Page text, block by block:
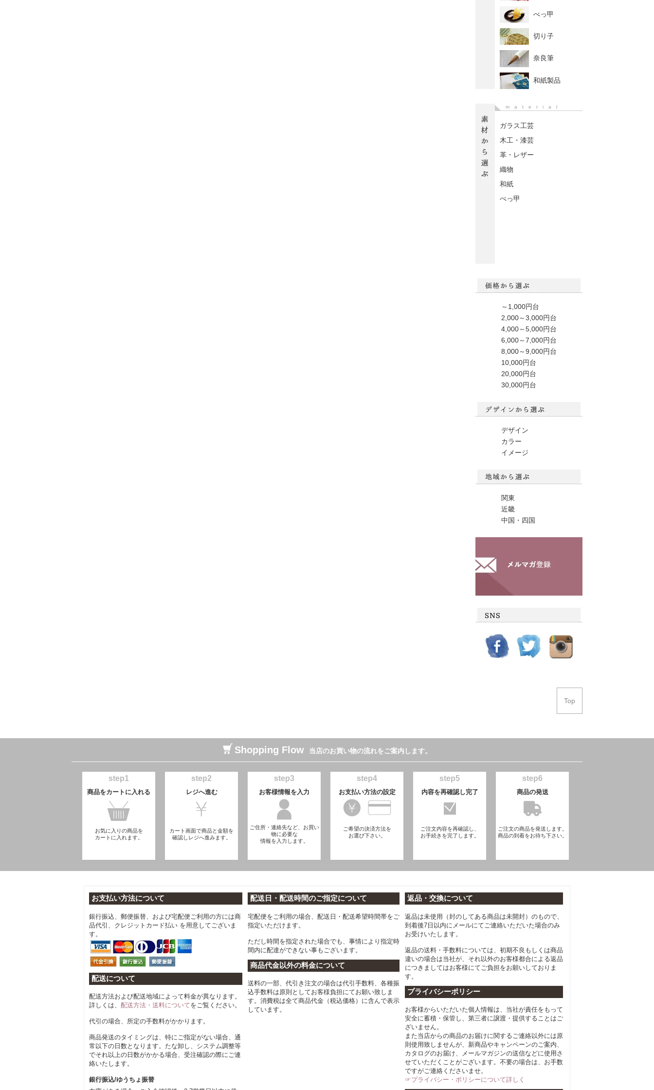
べっ甲
切り子
奈良筆
和紙製品
material
ガラス工芸
木工・漆芸
革・レザー
織物
和紙
べっ甲
～1,000円台
2,000～3,000円台
4,000～5,000円台
6,000～7,000円台
8,000～9,000円台
10,000円台
20,000円台
30,000円台
デザイン
カラー
イメージ
関東
近畿
中国・四国
Top
Shopping Flow 当店のお買い物の流れをご案内します。
step1
商品をカートに入れる
お気に入りの商品を
カートに入れます。
step2
レジへ進む
カート画面で商品と金額を
確認しレジへ進みます。
step3
お客様情報を入力
ご住所・連絡先など、お買い
物に必要な
情報を入力します。
step4
お支払い方法の設定
ご希望の決済方法を
お選び下さい。
step5
内容を再確認し完了
ご注文内容を再確認し、
お手続きを完了します。
step6
商品の発送
ご注文の商品を発送します。
商品の到着をお待ち下さい。
お支払い方法について
銀行振込、郵便振替、および宅配便ご利用の方には商
品代引、クレジットカード払い を用意してございま
す。
配送について
配送方法および配送地域によって料金が異なります。
詳しくは、 配送方法・送料についてをご覧ください。
代引の場合、所定の手数料がかかります。
商品発送のタイミングは、特にご指定がない場合、通
常以下の日数となります。たな卸し、システム調整等
でそれ以上の日数がかかる場合、受注確認の際にご連
絡いたします。
銀行振込/ゆうちょ振替
配送日・配送時間のご指定について
宅配便をご利用の場合、配送日・配送希望時間帯をご
指定いただけます。
ただし時間を指定された場合でも、事情により指定時
間内に配達ができない事もございます。
商品代金以外の料金について
送料の一部、代引き注文の場合は代引手数料、各種振
込手数料は原則としてお客様負担にてお願い致しま
す。消費税は全て商品代金（税込価格）に含んで表示
しています。
返品・交換について
返品は未使用（封のしてある商品は未開封）のもので、
到着後7日以内にメールにてご連絡いただいた場合のみ
お受けいたします。
返品の送料・手数料については、初期不良もしくは商品
違いの場合は当社が、それ以外のお客様都合による返品
につきましてはお客様にてご負担をお願いしておりま
す。
プライバシーポリシー
お客様からいただいた個人情報は、当社が責任をもって
安全に蓄積・保管し、第三者に譲渡・提供することはご
ざいません。
また当店からの商品のお届けに関するご連絡以外には原
則使用致しませんが、新商品やキャンペーンのご案内、
カタログのお届け、メールマガジンの送信などに使用さ
せていただくことがございます。不要の場合は、お手数
ですがご連絡くださいませ。
☞プライバシー・ポリシーについて詳しく